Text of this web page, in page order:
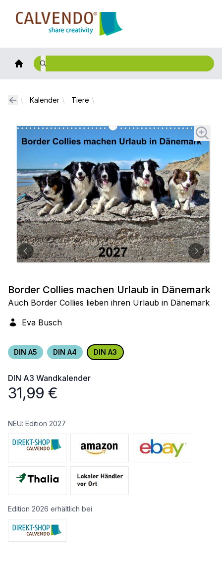
Calvendo
Kalender Tiere
Border Collies machen Urlaub in Dänemark
Auch Border Collies lieben ihren Urlaub in Dänemark
Eva Busch
DIN A5 DIN A4 DIN A3
DIN A3 Wandkalender
31,99 €
NEU: Edition 2027
Edition 2026 erhältlich bei